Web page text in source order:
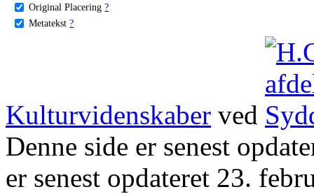
Original Placering ?
Metatekst ?
Kulturvidenskaber ved
Denne side er senest
er senest opdateret 23.